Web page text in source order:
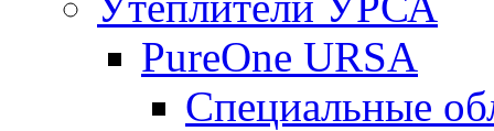
PureOne URSA
Специальные